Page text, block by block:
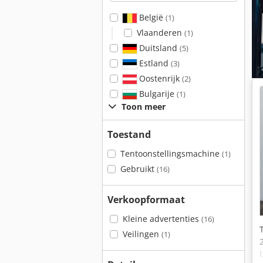
België (1)
Vlaanderen (1)
Duitsland (5)
Estland (3)
Oostenrijk (2)
Bulgarije (1)
Toon meer
Toestand
Tentoonstellingsmachine (1)
Gebruikt (16)
Verkoopformaat
Kleine advertenties (16)
Veilingen (1)